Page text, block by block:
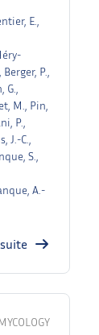
E.,
P.,
M., Pin,
P.,
J.-C.,
S.,
A.-